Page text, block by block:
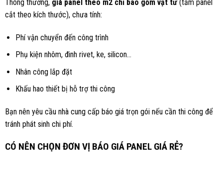
Thông thường, giá panel theo m2 chỉ bao gồm vật tư (tấm panel
cắt theo kích thước), chưa tính:
Phí vận chuyển đến công trình
Phụ kiện nhôm, đinh rivet, ke, silicon…
Nhân công lắp đặt
Khấu hao thiết bị hỗ trợ thi công
Bạn nên yêu cầu nhà cung cấp báo giá trọn gói nếu cần thi công để
tránh phát sinh chi phí.
CÓ NÊN CHỌN ĐƠN VỊ BÁO GIÁ PANEL GIÁ RẺ?